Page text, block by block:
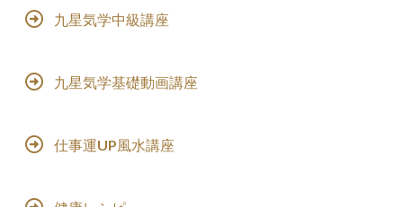
九星気学中級講座
九星気学基礎動画講座
仕事運UP風水講座